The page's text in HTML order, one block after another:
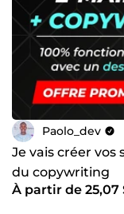
Paolo_dev
Je vais créer
du copywriting
À partir de 25,07